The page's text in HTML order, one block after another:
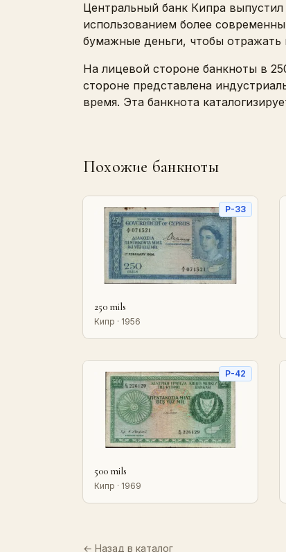
Центральный банк Кипра
использованием более
бумажные деньги, чтобы
На лицевой стороне банкноты в
стороне представлена
время. Эта банкнота
Похожие банкноты
P-33
250 mils
Кипр · 1956
P-42
500 mils
Кипр · 1969
← Назад в каталог